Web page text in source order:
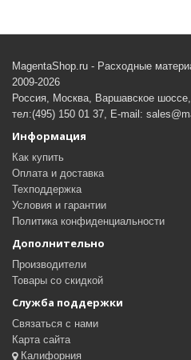
MagentaShop.ru - Расходные
2009-2026
Россия, Москва, Варшавское
тел:(495) 150 01 37, E-mail:
Информация
Как купить
Оплата и доставка
Техподдержка
Условия и гарантии
Политика конфиденциальности
Дополнительно
Производители
Товары со скидкой
Служба поддержки
Связаться с нами
Карта сайта
Калифорния